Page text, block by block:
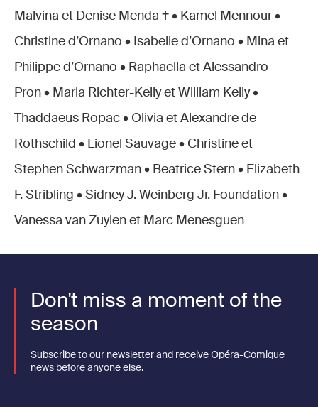
Malvina et Denise Menda † • Kamel Mennour •
Christine d’Ornano • Isabelle d’Ornano • Mina et
Philippe d’Ornano • Raphaella et Alessandro
Pron • Maria Richter-Kelly et William Kelly •
Thaddaeus Ropac • Olivia et Alexandre de
Rothschild • Lionel Sauvage • Christine et
Stephen Schwarzman • Beatrice Stern • Elizabeth
F. Stribling • Sidney J. Weinberg Jr. Foundation •
Vanessa van Zuylen et Marc Menesguen
Don't miss a moment of the
season
Subscribe to our newsletter and receive Opéra-Comique
news before anyone else.